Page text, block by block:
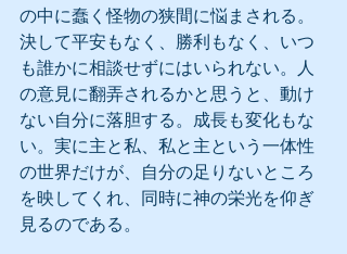
の中に蠢く怪物の狭間に悩まされる。
決して平安もなく、勝利もなく、いつ
も誰かに相談せずにはいられない。人
の意見に翻弄されるかと思うと、動け
ない自分に落胆する。成長も変化もな
い。実に主と私、私と主という一体性
の世界だけが、自分の足りないところ
を映してくれ、同時に神の栄光を仰ぎ
見るのである。